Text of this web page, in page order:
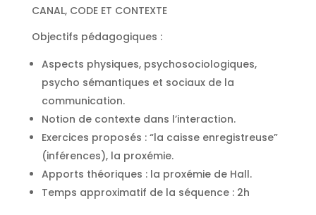
CANAL, CODE ET CONTEXTE
Objectifs pédagogiques :
Aspects physiques, psychosociologiques,
psycho sémantiques et sociaux de la
communication.
Notion de contexte dans l’interaction.
Exercices proposés : “la caisse enregistreuse”
(inférences), la proxémie.
Apports théoriques : la proxémie de Hall.
Temps approximatif de la séquence : 2h